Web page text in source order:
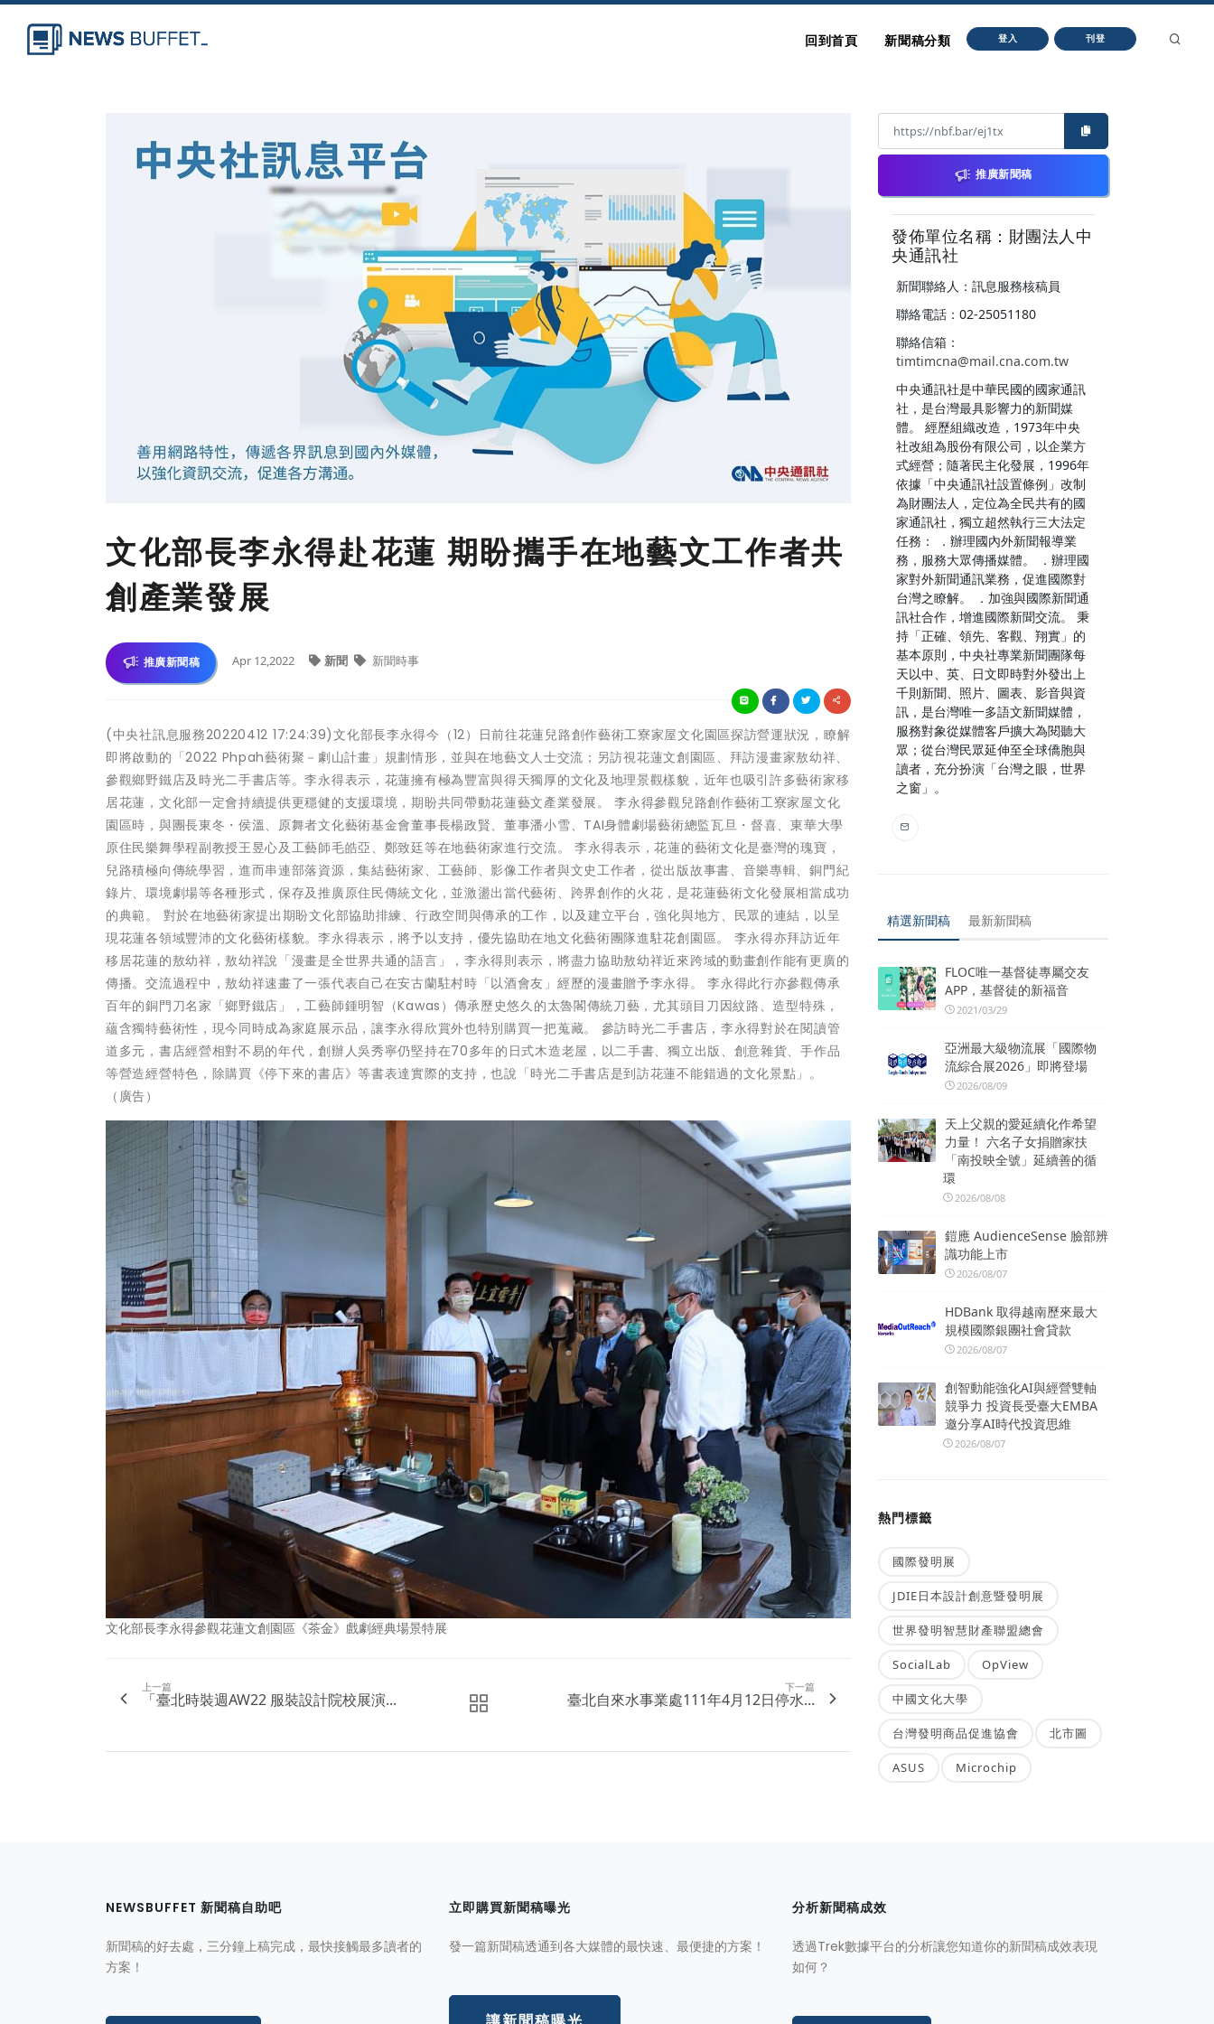
回到首頁 新聞稿分類 登入 刊登
文化部長李永得赴花蓮 期盼攜手在地藝文工作者共
創產業發展
推廣新聞稿 Apr 12,2022 新聞 新聞時事
(中央社訊息服務20220412 17:24:39)文化部長李永得今（12）日前往花蓮兒路創作藝術工寮家屋文化園區探訪營運狀況，瞭解
即將啟動的「2022 Phpah藝術聚－劇山計畫」規劃情形，並與在地藝文人士交流；另訪視花蓮文創園區、拜訪漫畫家敖幼祥、
參觀鄉野鐵店及時光二手書店等。李永得表示，花蓮擁有極為豐富與得天獨厚的文化及地理景觀樣貌，近年也吸引許多藝術家移
居花蓮，文化部一定會持續提供更穩健的支援環境，期盼共同帶動花蓮藝文產業發展。 李永得參觀兒路創作藝術工寮家屋文化
園區時，與團長東冬・侯溫、原舞者文化藝術基金會董事長楊政賢、董事潘小雪、TAI身體劇場藝術總監瓦旦・督喜、東華大學
原住民樂舞學程副教授王昱心及工藝師毛皓亞、鄭致廷等在地藝術家進行交流。 李永得表示，花蓮的藝術文化是臺灣的瑰寶，
兒路積極向傳統學習，進而串連部落資源，集結藝術家、工藝師、影像工作者與文史工作者，從出版故事書、音樂專輯、銅門紀
錄片、環境劇場等各種形式，保存及推廣原住民傳統文化，並激盪出當代藝術、跨界創作的火花，是花蓮藝術文化發展相當成功
的典範。 對於在地藝術家提出期盼文化部協助排練、行政空間與傳承的工作，以及建立平台，強化與地方、民眾的連結，以呈
現花蓮各領域豐沛的文化藝術樣貌。李永得表示，將予以支持，優先協助在地文化藝術團隊進駐花創園區。 李永得亦拜訪近年
移居花蓮的敖幼祥，敖幼祥說「漫畫是全世界共通的語言」，李永得則表示，將盡力協助敖幼祥近來跨域的動畫創作能有更廣的
傳播。交流過程中，敖幼祥速畫了一張代表自己在安古蘭駐村時「以酒會友」經歷的漫畫贈予李永得。 李永得此行亦參觀傳承
百年的銅門刀名家「鄉野鐵店」，工藝師鍾明智（Kawas）傳承歷史悠久的太魯閣傳統刀藝，尤其頭目刀因紋路、造型特殊，
蘊含獨特藝術性，現今同時成為家庭展示品，讓李永得欣賞外也特別購買一把蒐藏。 參訪時光二手書店，李永得對於在閱讀管
道多元，書店經營相對不易的年代，創辦人吳秀寧仍堅持在70多年的日式木造老屋，以二手書、獨立出版、創意雜貨、手作品
等營造經營特色，除購買《停下來的書店》等書表達實際的支持，也說「時光二手書店是到訪花蓮不能錯過的文化景點」。
（廣告）
文化部長李永得參觀花蓮文創園區《茶金》戲劇經典場景特展
上一篇
「臺北時裝週AW22 服裝設計院校展演...
下一篇
臺北自來水事業處111年4月12日停水...
推廣新聞稿
發佈單位名稱：財團法人中
央通訊社
新聞聯絡人：訊息服務核稿員
聯絡電話：02-25051180
聯絡信箱：
timtimcna@mail.cna.com.tw
中央通訊社是中華民國的國家通訊
社，是台灣最具影響力的新聞媒
體。 經歷組織改造，1973年中央
社改組為股份有限公司，以企業方
式經營；隨著民主化發展，1996年
依據「中央通訊社設置條例」改制
為財團法人，定位為全民共有的國
家通訊社，獨立超然執行三大法定
任務： ．辦理國內外新聞報導業
務，服務大眾傳播媒體。 ．辦理國
家對外新聞通訊業務，促進國際對
台灣之瞭解。 ．加強與國際新聞通
訊社合作，增進國際新聞交流。 秉
持「正確、領先、客觀、翔實」的
基本原則，中央社專業新聞團隊每
天以中、英、日文即時對外發出上
千則新聞、照片、圖表、影音與資
訊，是台灣唯一多語文新聞媒體，
服務對象從媒體客戶擴大為閱聽大
眾；從台灣民眾延伸至全球僑胞與
讀者，充分扮演「台灣之眼，世界
之窗」。
精選新聞稿 最新新聞稿
FLOC唯一基督徒專屬交友
APP，基督徒的新福音
2021/03/29
亞洲最大級物流展「國際物
流綜合展2026」即將登場
2026/08/09
天上父親的愛延續化作希望
力量！ 六名子女捐贈家扶
「南投映全號」延續善的循
環
2026/08/08
鎧應 AudienceSense 臉部辨
識功能上市
2026/08/07
HDBank 取得越南歷來最大
規模國際銀團社會貸款
2026/08/07
創智動能強化AI與經營雙軸
競爭力 投資長受臺大EMBA
邀分享AI時代投資思維
2026/08/07
熱門標籤
國際發明展
JDIE日本設計創意暨發明展
世界發明智慧財產聯盟總會
SocialLab OpView
中國文化大學
台灣發明商品促進協會 北市圖
ASUS Microchip
NEWSBUFFET 新聞稿自助吧
新聞稿的好去處，三分鐘上稿完成，最快接觸最多讀者的
方案！
立即購買新聞稿曝光
發一篇新聞稿透通到各大媒體的最快速、最便捷的方案！
分析新聞稿成效
透過Trek數據平台的分析讓您知道你的新聞稿成效表現
如何？